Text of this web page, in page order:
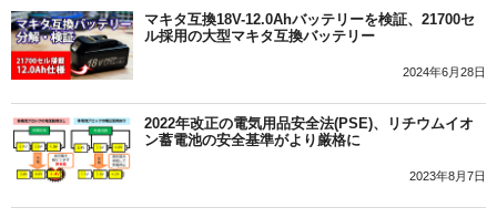
マキタ互換18V-12.0Ahバッテリーを検証、21700セ
ル採用の大型マキタ互換バッテリー
2024年6月28日
2022年改正の電気用品安全法(PSE)、リチウムイオ
ン蓄電池の安全基準がより厳格に
2023年8月7日